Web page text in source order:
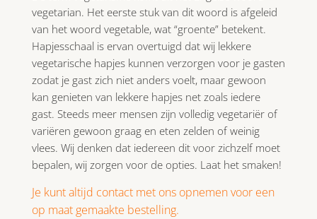
vegetarian. Het eerste stuk van dit woord is afgeleid
van het woord vegetable, wat “groente” betekent.
Hapjesschaal is ervan overtuigd dat wij lekkere
vegetarische hapjes kunnen verzorgen voor je gasten
zodat je gast zich niet anders voelt, maar gewoon
kan genieten van lekkere hapjes net zoals iedere
gast. Steeds meer mensen zijn volledig vegetariër of
variëren gewoon graag en eten zelden of weinig
vlees. Wij denken dat iedereen dit voor zichzelf moet
bepalen, wij zorgen voor de opties. Laat het smaken!
Je kunt altijd contact met ons opnemen voor een
op maat gemaakte bestelling.